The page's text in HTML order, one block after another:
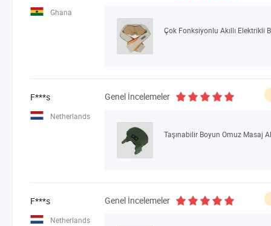
Ghana
Çok Fonksiyonlu Akıllı Elektrikli
F***s
Netherlands
Genel İncelemeler
F***s
Netherlands
Genel İncelemeler